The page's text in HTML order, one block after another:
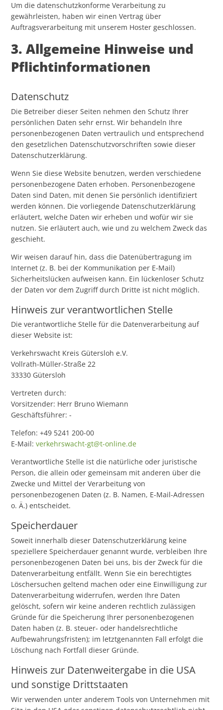
Um die datenschutzkonforme Verarbeitung zu
gewährleisten, haben wir einen Vertrag über
Auftragsverarbeitung mit unserem Hoster geschlossen.
3. Allgemeine Hinweise und
Pflicht­informationen
Datenschutz
Die Betreiber dieser Seiten nehmen den Schutz Ihrer
persönlichen Daten sehr ernst. Wir behandeln Ihre
personenbezogenen Daten vertraulich und entsprechend
den gesetzlichen Datenschutzvorschriften sowie dieser
Datenschutzerklärung.
Wenn Sie diese Website benutzen, werden verschiedene
personenbezogene Daten erhoben. Personenbezogene
Daten sind Daten, mit denen Sie persönlich identifiziert
werden können. Die vorliegende Datenschutzerklärung
erläutert, welche Daten wir erheben und wofür wir sie
nutzen. Sie erläutert auch, wie und zu welchem Zweck das
geschieht.
Wir weisen darauf hin, dass die Datenübertragung im
Internet (z. B. bei der Kommunikation per E-Mail)
Sicherheitslücken aufweisen kann. Ein lückenloser Schutz
der Daten vor dem Zugriff durch Dritte ist nicht möglich.
Hinweis zur verantwortlichen Stelle
Die verantwortliche Stelle für die Datenverarbeitung auf
dieser Website ist:
Verkehrswacht Kreis Gütersloh e.V.
Vollrath-Müller-Straße 22
33330 Gütersloh
Vertreten durch:
Vorsitzender: Herr Bruno Wiemann
Geschäftsführer: -
Telefon: +49 5241 200-00
E-Mail:verkehrswacht-gt@t-online.de
Verantwortliche Stelle ist die natürliche oder juristische
Person, die allein oder gemeinsam mit anderen über die
Zwecke und Mittel der Verarbeitung von
personenbezogenen Daten (z. B. Namen, E-Mail-Adressen
o. Ä.) entscheidet.
Speicherdauer
Soweit innerhalb dieser Datenschutzerklärung keine
speziellere Speicherdauer genannt wurde, verbleiben Ihre
personenbezogenen Daten bei uns, bis der Zweck für die
Datenverarbeitung entfällt. Wenn Sie ein berechtigtes
Löschersuchen geltend machen oder eine Einwilligung zur
Datenverarbeitung widerrufen, werden Ihre Daten
gelöscht, sofern wir keine anderen rechtlich zulässigen
Gründe für die Speicherung Ihrer personenbezogenen
Daten haben (z. B. steuer- oder handelsrechtliche
Aufbewahrungsfristen); im letztgenannten Fall erfolgt die
Löschung nach Fortfall dieser Gründe.
Hinweis zur Datenweitergabe in die USA
und sonstige Drittstaaten
Wir verwenden unter anderem Tools von Unternehmen mit